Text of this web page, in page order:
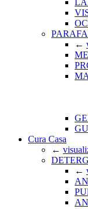
←
Cura Casa
←
←